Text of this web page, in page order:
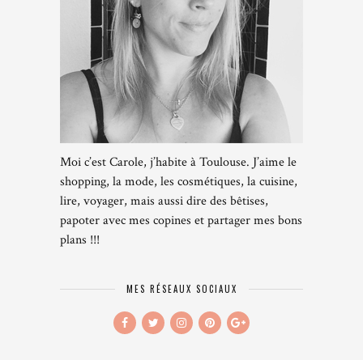
Moi c’est Carole, j’habite à Toulouse. J’aime le
shopping, la mode, les cosmétiques, la cuisine,
lire, voyager, mais aussi dire des bêtises,
papoter avec mes copines et partager mes bons
plans !!!
MES RÉSEAUX SOCIAUX